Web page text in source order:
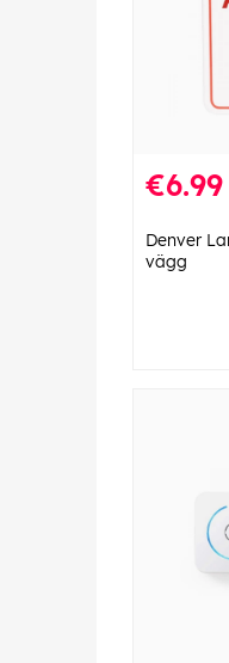
€6.99
Denver
vägg